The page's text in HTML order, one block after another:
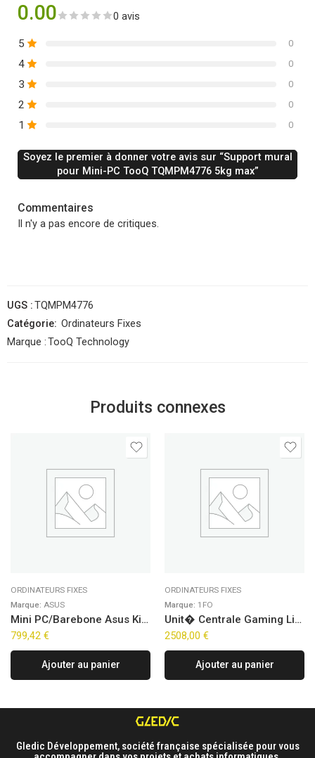
0.00 0 avis
5 0
4 0
3 0
2 0
1 0
Soyez le premier à donner votre avis sur “Support mural
pour Mini-PC TooQ TQMPM4776 5kg max”
Commentaires
Il n'y a pas encore de critiques.
UGS :TQMPM4776
Catégorie: Ordinateurs Fixes
Marque :TooQ Technology
Produits connexes
ORDINATEURS FIXES
Marque: ASUS
Mini PC/Barebone Asus Kit NUC 14 Pro Slim NUC14RVK – Ultra 7 155H
799,42 €
Ajouter au panier
ORDINATEURS FIXES
Marque: 1FO
Unit� Centrale Gaming Line – Antares Prime V2 (FreeDOS)
2508,00 €
Ajouter au panier
Gledic Développement, société française spécialisée pour vous